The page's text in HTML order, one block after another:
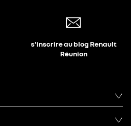
s'inscrire au blog Renault
Réunion